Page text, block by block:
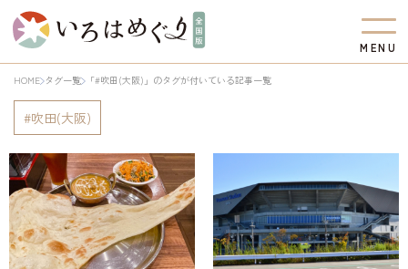
M EN U
HOME タグ一覧 「#吹田(大阪)」のタグが付いている記事一覧
吹田(大阪)